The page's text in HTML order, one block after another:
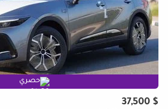
حصري
$ 37,500